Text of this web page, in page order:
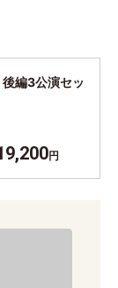
後編3公演セッ
円